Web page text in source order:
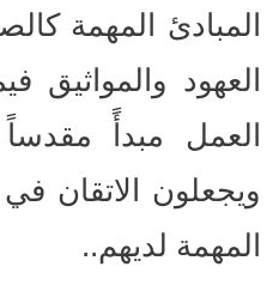
المبادئ المهمة
العهود والمواثيق
العمل مبدأً
ويجعلون الاتقان
المهمة لديهم..